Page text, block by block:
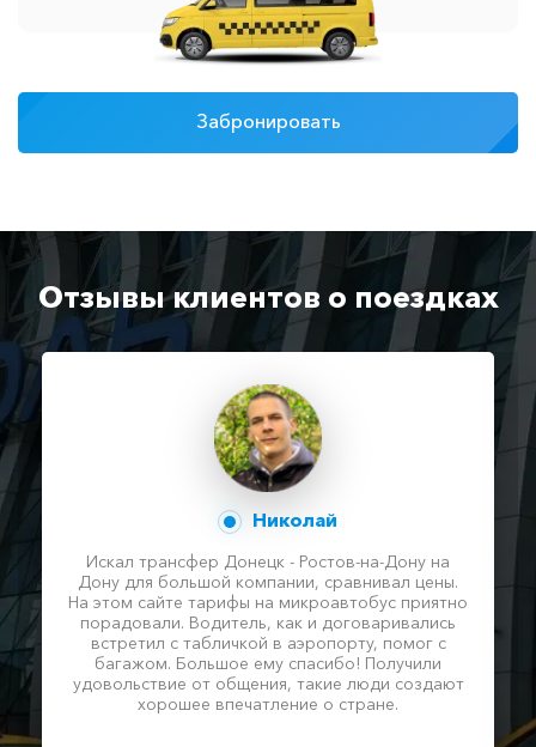
Забронировать
Отзывы клиентов о поездках
Николай
Искал трансфер Донецк - Ростов-на-Дону на
Дону для большой компании, сравнивал цены.
На этом сайте тарифы на микроавтобус приятно
порадовали. Водитель, как и договаривались
встретил с табличкой в аэропорту, помог с
багажом. Большое ему спасибо! Получили
удовольствие от общения, такие люди создают
хорошее впечатление о стране.